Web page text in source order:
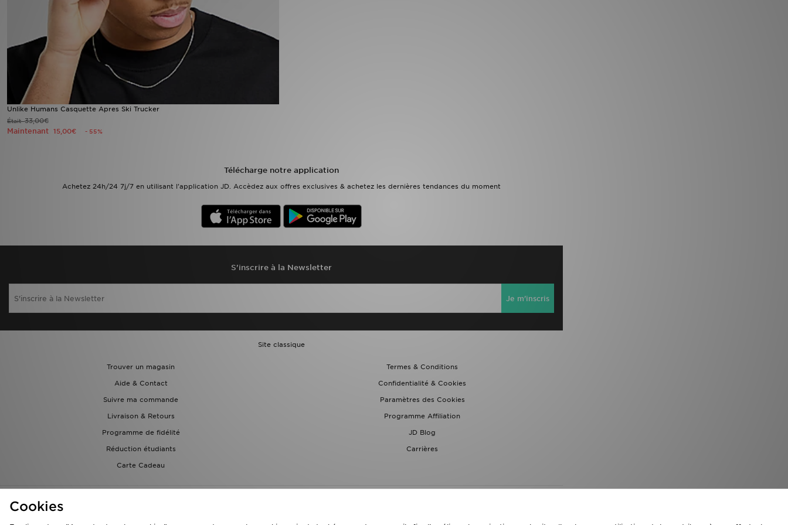
Unlike Humans Casquette Apres Ski Trucker
Était33,00€
Maintenant 15,00€ - 55%
Télécharge notre application
Achetez 24h/24 7j/7 en utilisant l'application JD. Accèdez aux offres exclusives & achetez les dernières tendances du moment
S'inscrire à la Newsletter
Je m'inscris
Site classique
Trouver un magasin
Termes & Conditions
Aide & Contact
Confidentialité & Cookies
Suivre ma commande
Paramètres des Cookies
Livraison & Retours
Programme Affiliation
Programme de fidélité
JD Blog
Réduction étudiants
Carrières
Carte Cadeau
Suivre Ma Commande
Service client
Nos Magasins
Télécharge l'Appli
Cookies